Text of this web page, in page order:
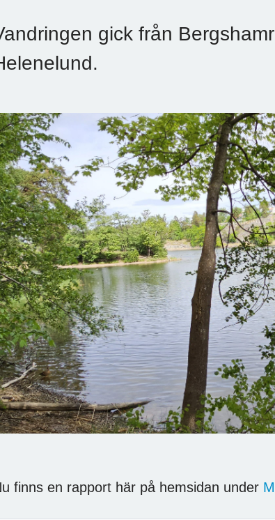
gick från
finns en rapport här på hemsidan under